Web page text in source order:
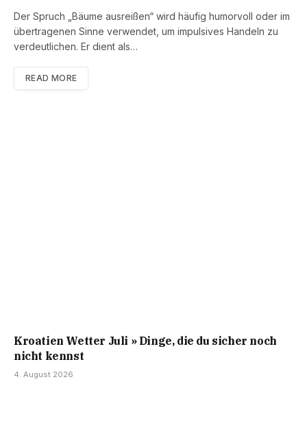
Der Spruch „Bäume ausreißen“ wird häufig humorvoll oder im
übertragenen Sinne verwendet, um impulsives Handeln zu
verdeutlichen. Er dient als…
READ MORE
Kroatien Wetter Juli » Dinge, die du sicher noch
nicht kennst
4. August 2026